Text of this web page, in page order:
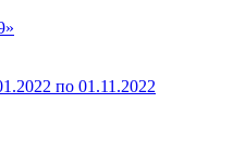
по 01.11.2022